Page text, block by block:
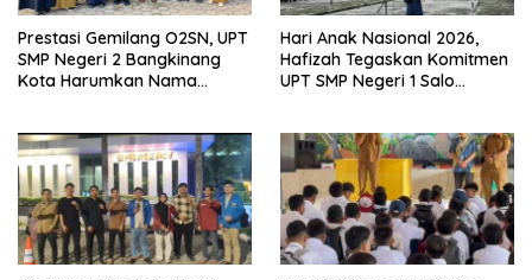
Prestasi Gemilang O2SN, UPT
SMP Negeri 2 Bangkinang
Kota Harumkan Nama
Hari Anak Nasional 2026,
Hafizah Tegaskan Komitmen
UPT SMP Negeri 1 Salo